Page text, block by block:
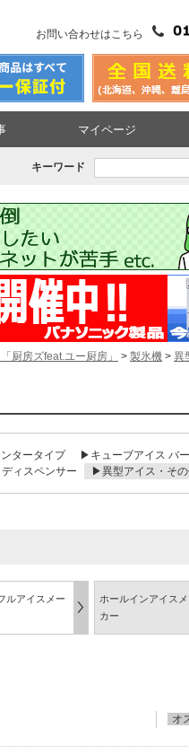
お問い合わせはこちら
マイページ
キーワード
厨房ズfeat.ユー厨房」 > 製氷機 > 異
タータイプ ▶キューブアイス バ
ィスペンサー ▶異型アイス・そ
ルアイスメー
ホールインアイスメ
カー
オ